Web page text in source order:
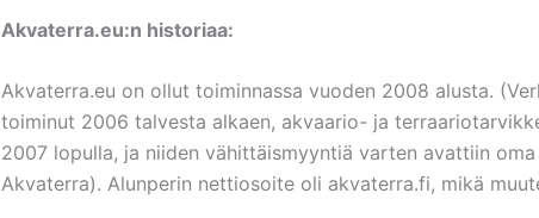
Akvaterra.eu:n historiaa:
Akvaterra.eu on ollut toiminnassa vuoden 2008 alusta.
toiminut 2006 talvesta alkaen, akvaario- ja
2007 lopulla, ja niiden vähittäismyyntiä varten avattiin
Akvaterra). Alunperin nettiosoite oli akvaterra.fi, mikä